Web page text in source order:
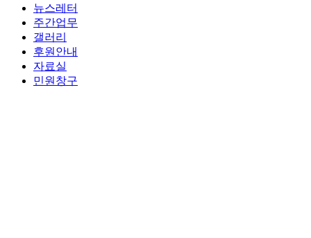
뉴스레터
주간업무
갤러리
후원안내
자료실
민원창구